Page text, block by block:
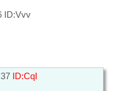
ID:Vvv
ID:CqI